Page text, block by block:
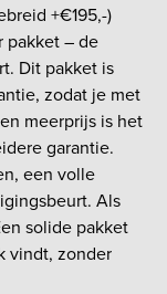
+€195,-)
pakket – de
Dit pakket is
zodat je met
meerprijs is het
garantie.
een volle
Als
solide pakket
vindt, zonder